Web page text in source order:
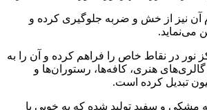
آن نیز از خش و ضربه جلوگیری کرده و
می‌نماید.
نور در نقاط خاص را فراهم کرده و آن را به
هنری، کافه‌ها، رستوران‌ها و
تبدیل کرده است.
2 رنگ بدنه مشکی و سفید تولید شده که به خوبی با